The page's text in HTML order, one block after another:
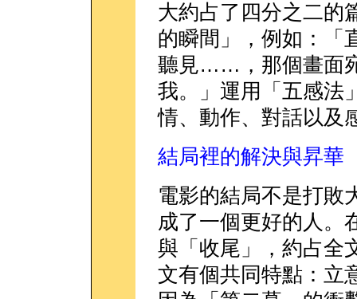
大約占了四分之二的
的瞬間」，例如：「
聽見……，那個畫面
我。」運用「五感法
情、動作、對話以及
結局裡的解決與昇華
電影的結局不是打敗
成了一個更好的人。
與「收尾」，約占全
文有個共同特點：立